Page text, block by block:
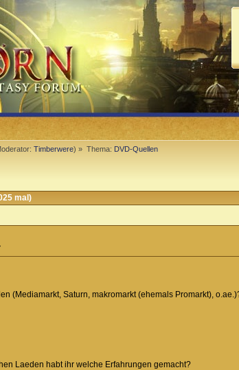
Timberwere) » Thema: DVD-Quellen
mal)
(Mediamarkt, Saturn, makromarkt (ehemals Promarkt),
Laeden habt ihr welche Erfahrungen gemacht?